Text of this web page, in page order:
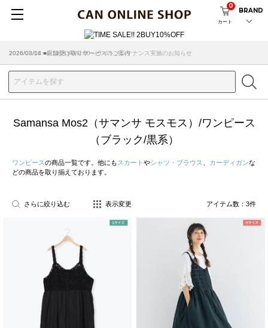
カート
0
BRAND
2026/08/04 ■8/13(木)AM2:00～サイトメンテナンス実施のお知らせ
2026/03/18 ■店舗受け取りサービスのご案内
Samansa Mos2（サマンサ モスモス）/ワンピース
（ブラック/黒系）
ワンピースの商品一覧です。他にも スカート やシャツ・ブラウス カーディガンな
どの商品を取り揃えております。
さらに絞り込む 表示変更 アイテム数： 3件